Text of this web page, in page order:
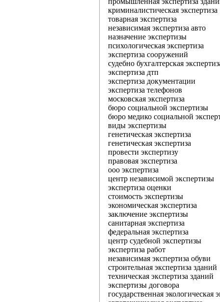
криминалистическая экспертиза
товарная экспертиза
независимая экспертиза авто
назначение экспертизы
психологическая экспертиза
экспертиза сооружений
судебно бухгалтерская
экспертиза дтп
экспертиза документации
экспертиза телефонов
московская экспертиза
бюро социальной экспертизы
бюро медико социальной
виды экспертизы
генетическая экспертиза
генетическая экспертиза
провести экспертизу
правовая экспертиза
ооо экспертиза
центр независимой экспертизы
экспертиза оценки
стоимость экспертизы
экономическая экспертиза
заключение экспертизы
санитарная экспертиза
федеральная экспертиза
центр судебной экспертизы
экспертиза работ
независимая экспертиза обуви
строительная экспертиза зданий
техническая экспертиза зданий
экспертизы договора
государственная экологическая